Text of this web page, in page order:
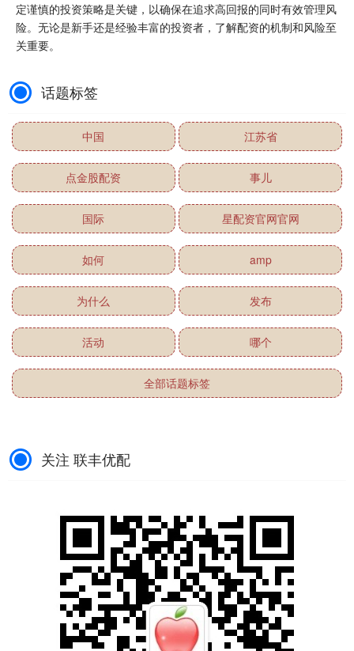
定谨慎的投资策略是关键，以确保在追求高回报的同时有效管理风
险。无论是新手还是经验丰富的投资者，了解配资的机制和风险至
关重要。
话题标签
中国 江苏省
点金股配资 事儿
国际 星配资官网官网
如何 amp
为什么 发布
活动 哪个
全部话题标签
关注 联丰优配